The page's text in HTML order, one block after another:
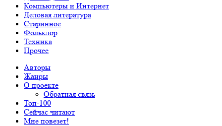
Компьютеры и Интернет
Деловая литература
Старинное
Фольклор
Техника
Прочее
Авторы
Жанры
О проекте
Обратная связь
Топ-100
Сейчас читают
Мне повезет!